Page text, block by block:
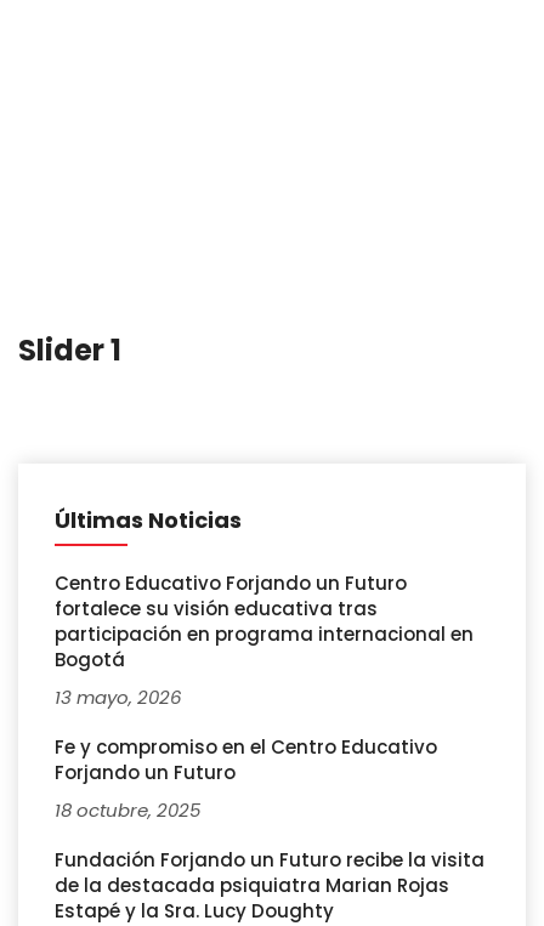
Slider 1
Últimas Noticias
Centro Educativo Forjando un Futuro
fortalece su visión educativa tras
participación en programa internacional en
Bogotá
13 mayo, 2026
Fe y compromiso en el Centro Educativo
Forjando un Futuro
18 octubre, 2025
Fundación Forjando un Futuro recibe la visita
de la destacada psiquiatra Marian Rojas
Estapé y la Sra. Lucy Doughty